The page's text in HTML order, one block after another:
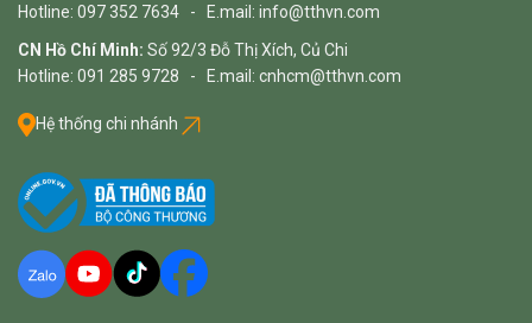
Hotline: 097 352 7634 - E.mail: info@tthvn.com
CN Hồ Chí Minh: Số 92/3 Đỗ Thị Xích, Củ Chi
Hotline: 091 285 9728 - E.mail: cnhcm@tthvn.com
Hệ thống chi nhánh